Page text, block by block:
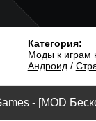
Категория:
Моды к играм
Андроид /
- [MOD